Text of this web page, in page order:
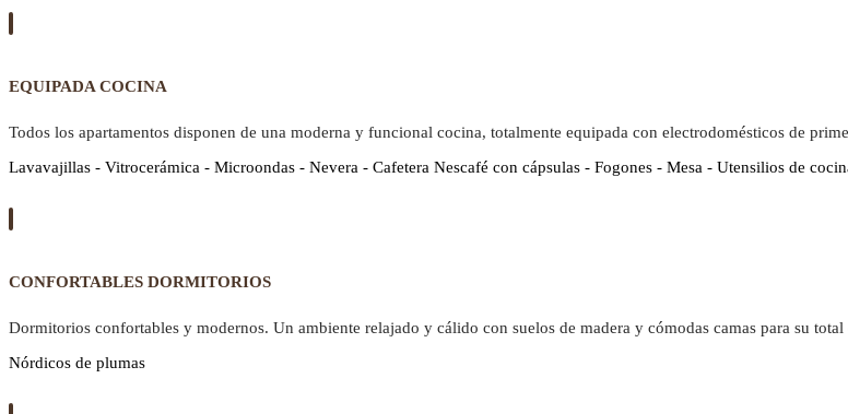
EQUIPADA COCINA
Todos los apartamentos disponen de una moderna y funcional cocina, totalmente equipada con electrodomésticos de
Lavavajillas - Vitrocerámica - Microondas - Nevera - Cafetera Nescafé con cápsulas - Fogones - Mesa - Utensilios de
CONFORTABLES DORMITORIOS
Dormitorios confortables y modernos. Un ambiente relajado y cálido con suelos de madera y cómodas camas para su total
Nórdicos de plumas